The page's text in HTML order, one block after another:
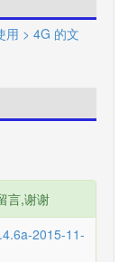
用 > 4G 的文
言,谢谢
2015-11-